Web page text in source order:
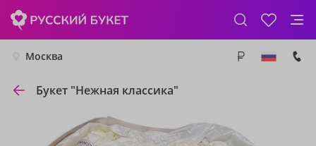
Москва
Букет "Нежная классика"